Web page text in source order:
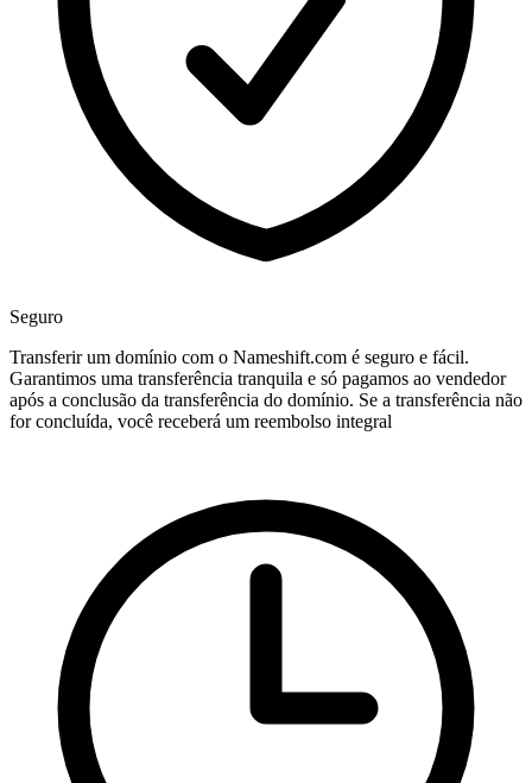
Seguro
Transferir um domínio com o Nameshift.com é seguro e fácil.
Garantimos uma transferência tranquila e só pagamos ao vendedor
após a conclusão da transferência do domínio. Se a transferência não
for concluída, você receberá um reembolso integral